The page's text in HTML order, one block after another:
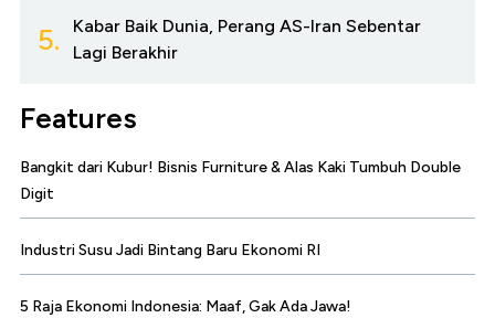
5.
Kabar Baik Dunia, Perang AS-Iran Sebentar
Lagi Berakhir
Features
Bangkit dari Kubur! Bisnis Furniture & Alas Kaki Tumbuh Double
Digit
Industri Susu Jadi Bintang Baru Ekonomi RI
5 Raja Ekonomi Indonesia: Maaf, Gak Ada Jawa!